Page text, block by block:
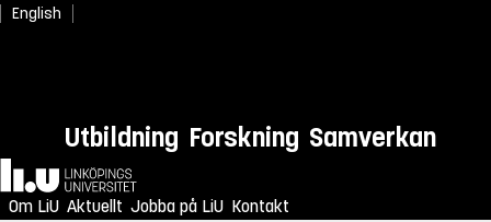
English
Utbildning Forskning Samverkan
Hem
Om LiU Aktuellt Jobba på LiU Kontakt